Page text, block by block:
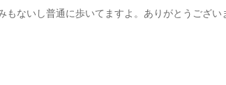
もないし普通に歩いてますよ。ありがとうござい